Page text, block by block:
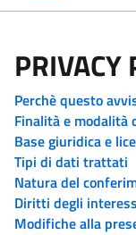
PRIVACY
Perchè questo
Finalità e
Base giuridica e
Tipi di dati trattati
Natura del
Diritti degli
Modifiche alla